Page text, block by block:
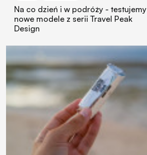
Na co dzień i w podróży - testujemy
nowe modele z serii Travel Peak
Design